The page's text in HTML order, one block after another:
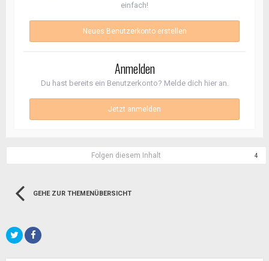
einfach!
Neues Benutzerkonto erstellen
Anmelden
Du hast bereits ein Benutzerkonto? Melde dich hier an.
Jetzt anmelden
Folgen diesem Inhalt 4
GEHE ZUR THEMENÜBERSICHT